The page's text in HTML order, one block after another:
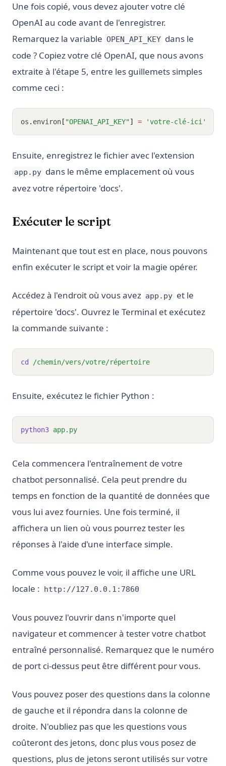
Une fois copié, vous devez ajouter votre clé
OpenAI au code avant de l'enregistrer.
Remarquez la variable OPEN_API_KEY dans le
code ? Copiez votre clé OpenAI, que nous avons
extraite à l'étape 5, entre les guillemets simples
comme ceci :
os . environ [ "OPENAI_API_KEY"] = 'votre-clé-ici'
Ensuite, enregistrez le fichier avec l'extension
app.py dans le même emplacement où vous
avez votre répertoire 'docs'.
Exécuter le script
Maintenant que tout est en place, nous pouvons
enfin exécuter le script et voir la magie opérer.
Accédez à l'endroit où vous avez app.py et le
répertoire 'docs'. Ouvrez le Terminal et exécutez
la commande suivante :
cd /chemin/vers/votre/répertoire
Ensuite, exécutez le fichier Python :
python3 app.py
Cela commencera l'entraînement de votre
chatbot personnalisé. Cela peut prendre du
temps en fonction de la quantité de données que
vous lui avez fournies. Une fois terminé, il
affichera un lien où vous pourrez tester les
réponses à l'aide d'une interface simple.
Comme vous pouvez le voir, il affiche une URL
locale : http://127.0.0.1:7860
Vous pouvez l'ouvrir dans n'importe quel
navigateur et commencer à tester votre chatbot
entraîné personnalisé. Remarquez que le numéro
de port ci-dessus peut être différent pour vous.
Vous pouvez poser des questions dans la colonne
de gauche et il répondra dans la colonne de
droite. N'oubliez pas que les questions vous
coûteront des jetons, donc plus vous posez de
questions, plus de jetons seront utilisés sur votre